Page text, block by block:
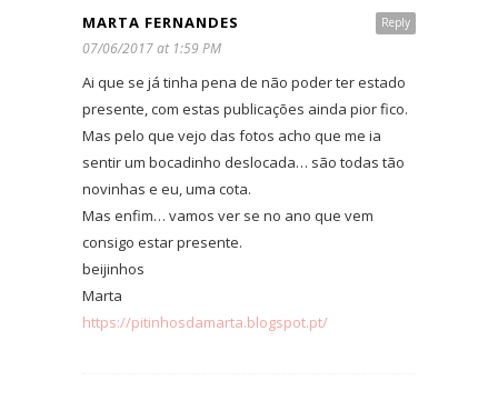
Reply
MARTA FERNANDES
07/06/2017 at 1:59 PM
Ai que se já tinha pena de não poder ter estado
presente, com estas publicações ainda pior fico.
Mas pelo que vejo das fotos acho que me ia
sentir um bocadinho deslocada… são todas tão
novinhas e eu, uma cota.
Mas enfim… vamos ver se no ano que vem
consigo estar presente.
beijinhos
Marta
https://pitinhosdamarta.blogspot.pt/